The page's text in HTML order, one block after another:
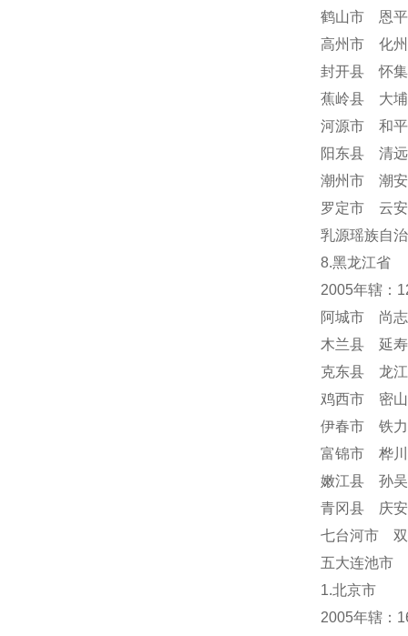
鹤山市 恩
高州市 化
封开县 怀
蕉岭县 大
河源市 和
阳东县 清
潮州市 潮
罗定市 云
乳源瑶族自
8.黑龙江省
2005年辖：
阿城市 尚
木兰县 延
克东县 龙
鸡西市 密
伊春市 铁
富锦市 桦
嫩江县 孙
青冈县 庆
七台河市
五大连池市
1.北京市
2005年辖：